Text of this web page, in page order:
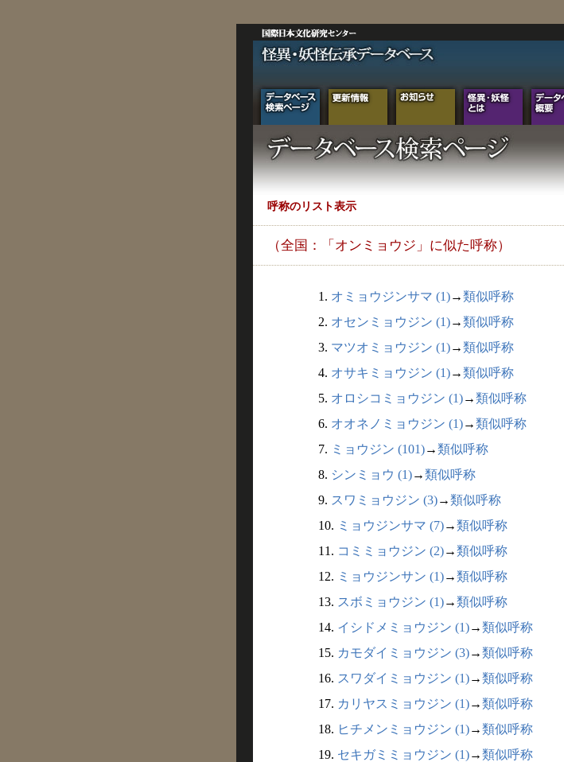
呼称のリスト表示
（全国：「オンミョウジ」に似た呼称）
1. オミョウジンサマ (1)→類似呼称
2. オセンミョウジン (1)→類似呼称
3. マツオミョウジン (1)→類似呼称
4. オサキミョウジン (1)→類似呼称
5. オロシコミョウジン (1)→類似呼称
6. オオネノミョウジン (1)→類似呼称
7. ミョウジン (101)→類似呼称
8. シンミョウ (1)→類似呼称
9. スワミョウジン (3)→類似呼称
10. ミョウジンサマ (7)→類似呼称
11. コミミョウジン (2)→類似呼称
12. ミョウジンサン (1)→類似呼称
13. スボミョウジン (1)→類似呼称
14. イシドメミョウジン (1)→類似呼称
15. カモダイミョウジン (3)→類似呼称
16. スワダイミョウジン (1)→類似呼称
17. カリヤスミョウジン (1)→類似呼称
18. ヒチメンミョウジン (1)→類似呼称
19. セキガミミョウジン (1)→類似呼称